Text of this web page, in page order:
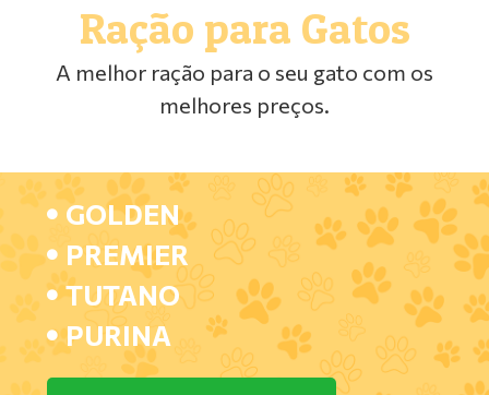
Ração para Gatos
A melhor ração para o seu gato com os
melhores preços.
GOLDEN
PREMIER
TUTANO
PURINA